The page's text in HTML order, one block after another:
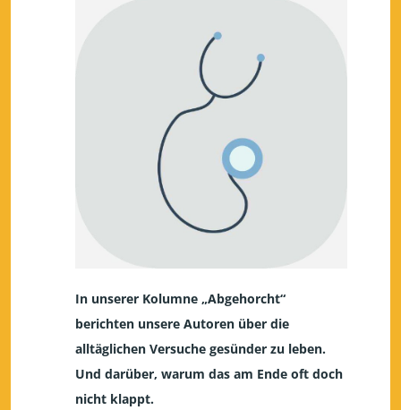
In unserer Kolumne „Abgehorcht“
berichten unsere Autoren über die
alltäglichen Versuche gesünder zu leben.
Und darüber, warum das am Ende oft doch
nicht klappt.